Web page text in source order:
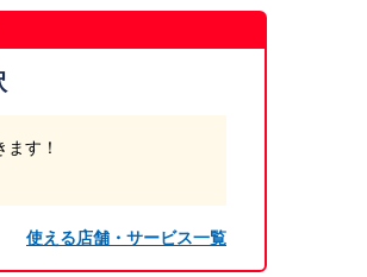
ます！
使える店舗・サービス一覧